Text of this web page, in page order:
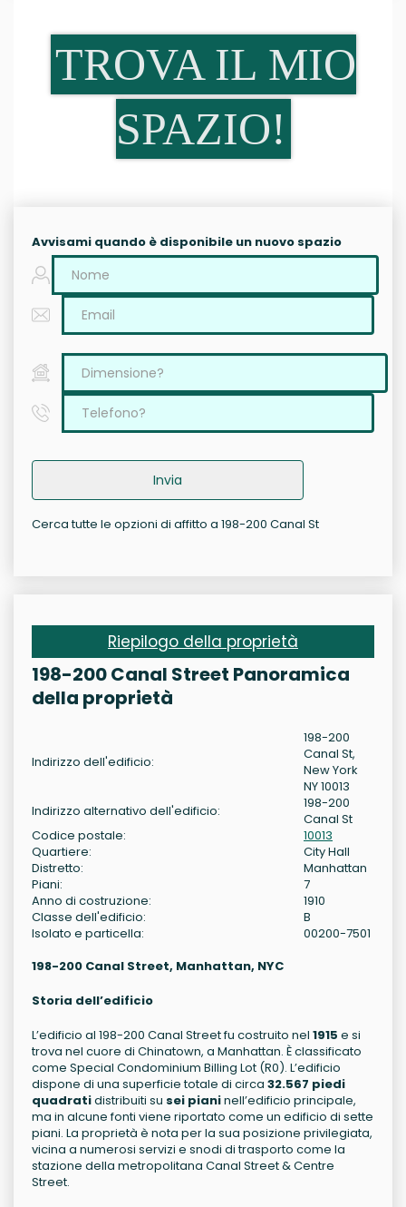
TROVA IL MIO
SPAZIO!
Avvisami quando è disponibile un nuovo spazio
Invia
Cerca tutte le opzioni di affitto a 198-200 Canal St
Riepilogo della proprietà
198-200 Canal Street Panoramica
della proprietà
Indirizzo dell'edificio:
198-200
Canal St,
New York
NY 10013
Indirizzo alternativo dell'edificio:
198-200
Canal St
Codice postale:
10013
Quartiere:
City Hall
Distretto:
Manhattan
Piani:
7
Anno di costruzione:
1910
Classe dell'edificio:
B
Isolato e particella:
00200-7501
198-200 Canal Street, Manhattan, NYC
Storia dell’edificio
L’edificio al 198-200 Canal Street fu costruito nel 1915 e si
trova nel cuore di Chinatown, a Manhattan. È classificato
come Special Condominium Billing Lot (R0). L’edificio
dispone di una superficie totale di circa 32.567 piedi
quadratidistribuiti su sei pianinell’edificio principale,
ma in alcune fonti viene riportato come un edificio di sette
piani. La proprietà è nota per la sua posizione privilegiata,
vicina a numerosi servizi e snodi di trasporto come la
stazione della metropolitana Canal Street & Centre
Street.